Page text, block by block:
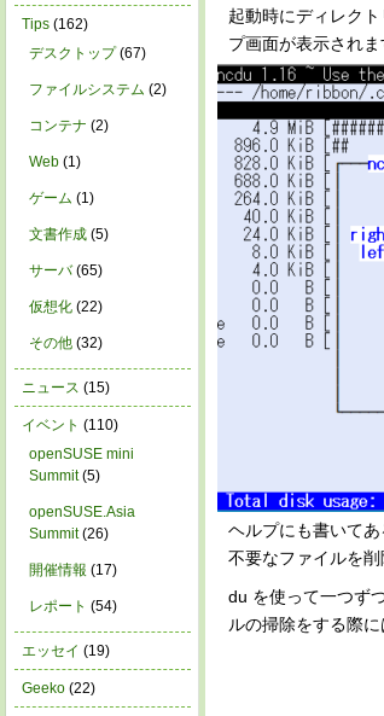
起動時にディレク
プ画面が表示されま
ヘルプにも書いて
不要なファイルを削
du を使って一つず
ルの掃除をする際
Tips (162)
デスクトップ(67)
ファイルシステム (2)
コンテナ (2)
Web (1)
ゲーム (1)
文書作成 (5)
サーバ(65)
仮想化 (22)
その他 (32)
ニュース (15)
イベント (110)
openSUSE mini
Summit(5)
openSUSE.Asia
Summit(26)
開催情報 (17)
レポート (54)
エッセイ (19)
Geeko (22)